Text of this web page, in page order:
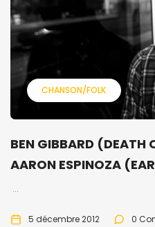
CHANSON/FOLK
BEN GIBBARD (DEATH
AARON ESPINOZA
...
5 décembre 2012 0